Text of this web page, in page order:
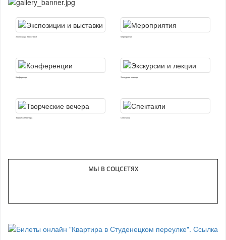
Экспозиции и выставки Мероприятия
Конференции Экскурсии и лекции
Творческие вечера Спектакли
МЫ В СОЦСЕТЯХ